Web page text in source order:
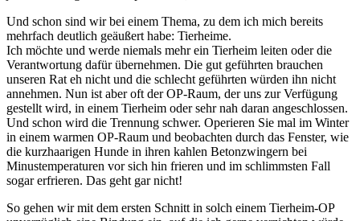
Und schon sind wir bei einem Thema, zu dem ich mich bereits
mehrfach deutlich geäußert habe: Tierheime.
Ich möchte und werde niemals mehr ein Tierheim leiten oder die
Verantwortung dafür übernehmen. Die gut geführten brauchen
unseren Rat eh nicht und die schlecht geführten würden ihn nicht
annehmen. Nun ist aber oft der OP-Raum, der uns zur Verfügung
gestellt wird, in einem Tierheim oder sehr nah daran angeschlossen.
Und schon wird die Trennung schwer. Operieren Sie mal im Winter
in einem warmen OP-Raum und beobachten durch das Fenster, wie
die kurzhaarigen Hunde in ihren kahlen Betonzwingern bei
Minustemperaturen vor sich hin frieren und im schlimmsten Fall
sogar erfrieren. Das geht gar nicht!
So gehen wir mit dem ersten Schnitt in solch einem Tierheim-OP